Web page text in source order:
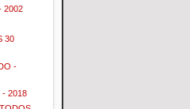
2002
30
-
- 2018